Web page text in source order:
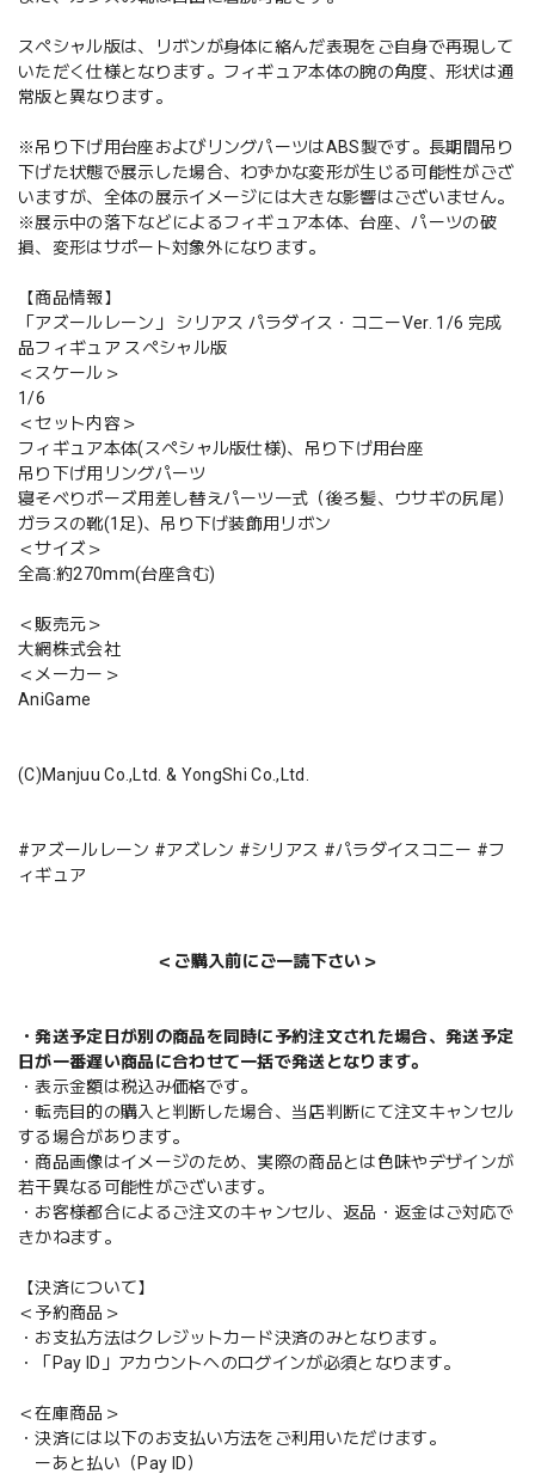
スペシャル版は、リボンが身体に絡んだ表現をご自身で再現して
いただく仕様となります。フィギュア本体の腕の角度、形状は通
常版と異なります。
※吊り下げ用台座およびリングパーツはABS製です。長期間吊り
下げた状態で展示した場合、わずかな変形が生じる可能性がござ
いますが、全体の展示イメージには大きな影響はございません。
※展示中の落下などによるフィギュア本体、台座、パーツの破
損、変形はサポート対象外になります。
【商品情報】
「アズールレーン」 シリアス パラダイス・コニーVer. 1/6 完成
品フィギュア スペシャル版
＜スケール＞
1/6
＜セット内容＞
フィギュア本体(スペシャル版仕様)、吊り下げ用台座
吊り下げ用リングパーツ
寝そべりポーズ用差し替えパーツ一式（後ろ髪、ウサギの尻尾）
ガラスの靴(1足)、吊り下げ装飾用リボン
＜サイズ＞
全高:約270mm(台座含む)
＜販売元＞
大網株式会社
＜メーカー＞
AniGame
(C)Manjuu Co.,Ltd. & YongShi Co.,Ltd.
#アズールレーン #アズレン #シリアス #パラダイスコニー #フ
ィギュア
＜ご購入前にご一読下さい＞
・発送予定日が別の商品を同時に予約注文された場合、発送予定
日が一番遅い商品に合わせて一括で発送となります。
・表示金額は税込み価格です。
・転売目的の購入と判断した場合、当店判断にて注文キャンセル
する場合があります。
・商品画像はイメージのため、実際の商品とは色味やデザインが
若干異なる可能性がございます。
・お客様都合によるご注文のキャンセル、返品・返金はご対応で
きかねます。
【決済について】
＜予約商品＞
・お支払方法はクレジットカード決済のみとなります。
・「Pay ID」アカウントへのログインが必須となります。
＜在庫商品＞
・決済には以下のお支払い方法をご利用いただけます。
ーあと払い（Pay ID）